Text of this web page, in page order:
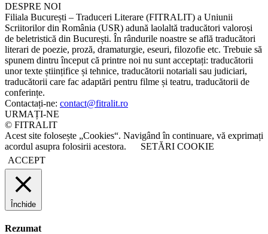
DESPRE NOI
Filiala București – Traduceri Literare (FITRALIT) a Uniunii
Scriitorilor din România (USR) adună laolaltă traducători valoroși
de beletristică din București. În rândurile noastre se află traducători
literari de poezie, proză, dramaturgie, eseuri, filozofie etc. Trebuie să
spunem dintru început că printre noi nu sunt acceptați: traducătorii
unor texte științifice și tehnice, traducătorii notariali sau judiciari,
traducătorii care fac adaptări pentru filme și teatru, traducătorii de
conferințe.
Contactați-ne: contact@fitralit.ro
URMAȚI-NE
© FITRALIT
Acest site folosește „Cookies“. Navigând în continuare, vă exprimați
acordul asupra folosirii acestora.
SETĂRI COOKIE
ACCEPT
Închide
Rezumat